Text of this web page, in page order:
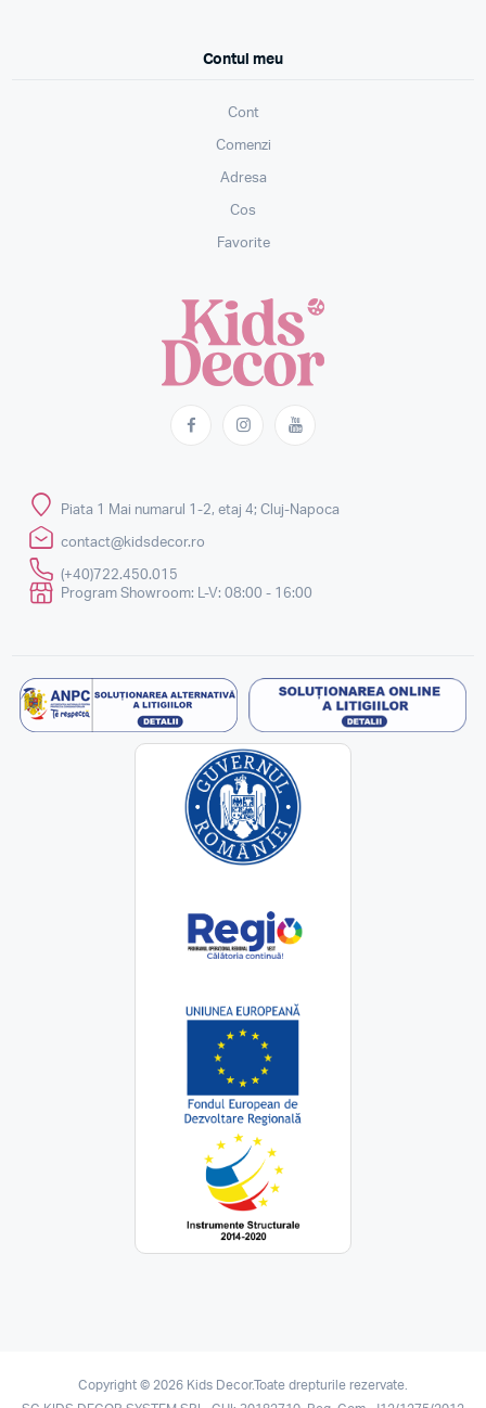
Contul meu
Cont
Comenzi
Adresa
Cos
Favorite
Piata 1 Mai numarul 1-2, etaj 4; Cluj-Napoca
contact@kidsdecor.ro
(+40)722.450.015
Program Showroom: L-V: 08:00 - 16:00
Copyright © 2026 Kids Decor.Toate drepturile rezervate.